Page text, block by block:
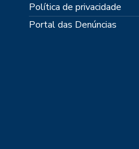
Política de privacidade
Portal das Denúncias